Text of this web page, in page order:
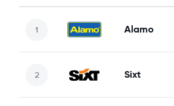
Alamo
Sixt